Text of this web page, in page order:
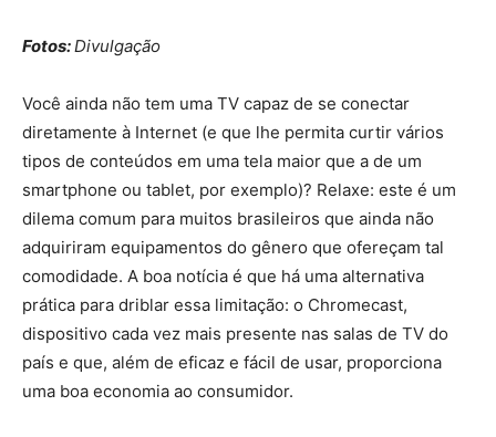
Fotos:Divulgação
Você ainda não tem uma TV capaz de se conectar
diretamente à Internet (e que lhe permita curtir vários
tipos de conteúdos em uma tela maior que a de um
smartphone ou tablet, por exemplo)? Relaxe: este é um
dilema comum para muitos brasileiros que ainda não
adquiriram equipamentos do gênero que ofereçam tal
comodidade. A boa notícia é que há uma alternativa
prática para driblar essa limitação: o Chromecast,
dispositivo cada vez mais presente nas salas de TV do
país e que, além de eficaz e fácil de usar, proporciona
uma boa economia ao consumidor.